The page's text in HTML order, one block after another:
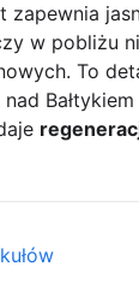
zapewnia
w pobliżu
To